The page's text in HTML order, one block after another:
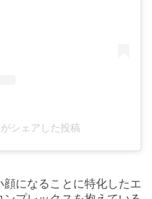
シェアした投稿
になることに特化したエ